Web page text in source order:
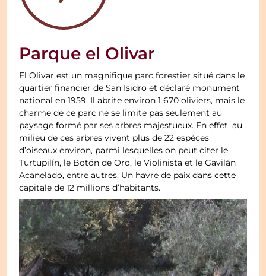
Parque el Olivar
El Olivar est un magnifique parc forestier situé dans le
quartier financier de San Isidro et déclaré monument
national en 1959. Il abrite environ 1 670 oliviers, mais le
charme de ce parc ne se limite pas seulement au
paysage formé par ses arbres majestueux. En effet, au
milieu de ces arbres vivent plus de 22 espèces
d’oiseaux environ, parmi lesquelles on peut citer le
Turtupilín, le Botón de Oro, le Violinista et le Gavilán
Acanelado, entre autres. Un havre de paix dans cette
capitale de 12 millions d’habitants.